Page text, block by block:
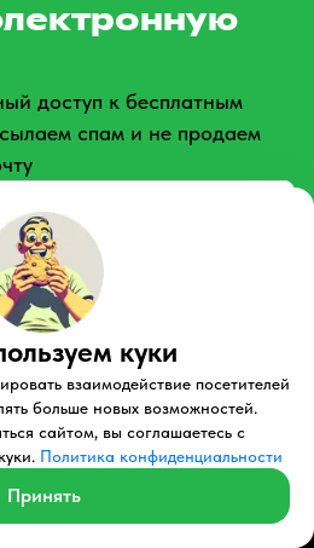
доступ к бесплатным
спам и не продаем
персональных данных
9:00 до 20:00, без выходных
куки
взаимодействие посетителей
больше новых возможностей.
сайтом, вы соглашаетесь с
Политика конфиденциальности
Принять